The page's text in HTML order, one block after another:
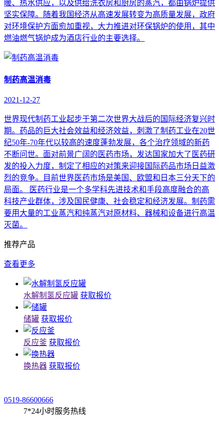
暖、热水供应，以及供给洗衣房和厨房的蒸汽，都由锅炉提供
坚实保障。随着我国经济从高速发展转变为高质量发展，政府
对环境保护方面愈加重视，大力推进对环保锅炉的使用，其中
燃油燃气锅炉成为酒店行业的主要选择。
制药高温消毒
2021-12-27
世界现代制药工业起步于第二次世界大战后的国际经济复兴时
期。药品的巨大社会效益和经济效益，刺激了制药工业在20世
纪50年-70年代以较高的速度蓬勃发展，各个治疗领域的新药
不断问世。面对前景广阔的医药市场，发达国家加大了医药研
发的投入力度，制定了相应的对策来迎接国际药品市场日益激
烈的竞争。目前世界医药市场是美国、欧盟和日本三分天下的
局面。 医药行业是一个多学科先进技术和手段高度融合的高
科技产业群体，涉及国民健康、社会稳定和经济发展。制药需
要用大量的工业蒸汽和纯蒸汽对原材料、器械和设备进行高温
灭菌。
推荐产品
查看更多
水解制氢反应罐 获取报价
储罐 获取报价
反应釜 获取报价
换热器 获取报价
0519-86600666
7*24小时服务热线